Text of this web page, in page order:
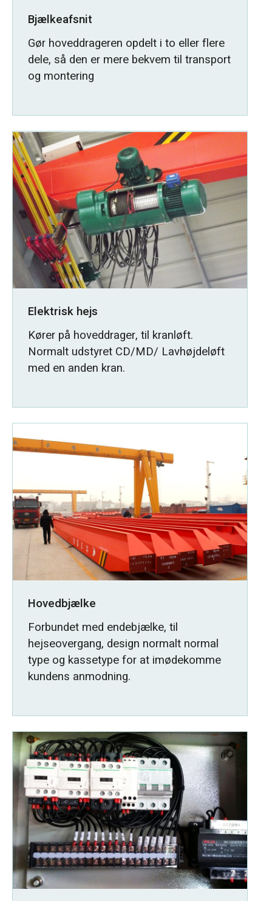
Bjælkeafsnit
Gør hoveddrageren opdelt i to eller flere
dele, så den er mere bekvem til transport
og montering
Elektrisk hejs
Kører på hoveddrager, til kranløft.
Normalt udstyret CD/MD/ Lavhøjdeløft
med en anden kran.
Hovedbjælke
Forbundet med endebjælke, til
hejseovergang, design normalt normal
type og kassetype for at imødekomme
kundens anmodning.